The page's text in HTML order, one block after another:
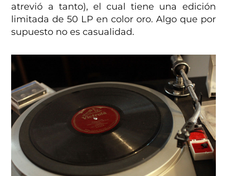
atrevió a tanto), el cual tiene una edición
limitada de 50 LP en color oro. Algo que por
supuesto no es casualidad.